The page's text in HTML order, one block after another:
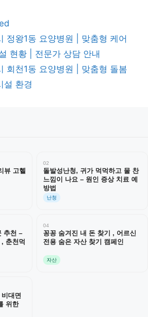
정왕1동 요양병원 | 맞춤형 케어
현황 | 전문가 상담 안내
회천1동 요양병원 | 맞춤형 돌봄
설 환경
뷰 고헬
02
돌발성난청, 귀가 먹먹하고 물 찬
느낌이 나요 – 원인 증상 치료 예
방법
난청
추천 –
춘천먹
04
꽁꽁 숨겨진 내 돈 찾기 , 어르신
전용 숨은 자산 찾기 캠페인
자산
대면
위한